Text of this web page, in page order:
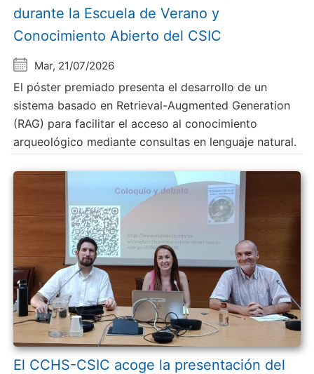
durante la Escuela de Verano y
Conocimiento Abierto del CSIC
Mar, 21/07/2026
El póster premiado presenta el desarrollo de un
sistema basado en Retrieval-Augmented Generation
(RAG) para facilitar el acceso al conocimiento
arqueológico mediante consultas en lenguaje natural.
El CCHS-CSIC acoge la presentación del